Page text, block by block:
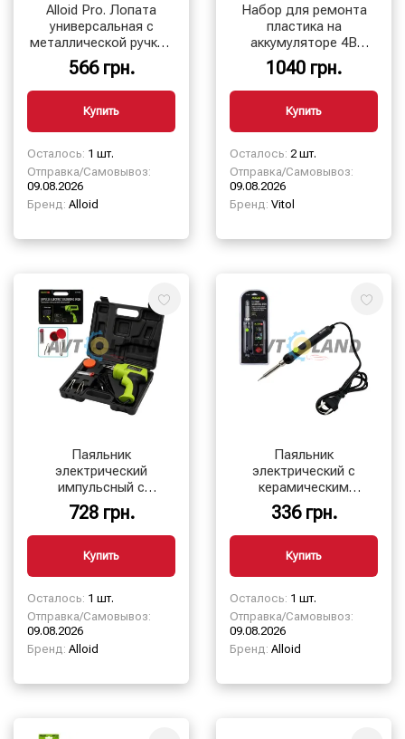
Alloid Pro. Лопата
универсальная с
металлической ручкой
183х270мм, 1153мм
566 грн.
Купить
Осталось: 1 шт.
Отправка/Самовывоз:
09.08.2026
Бренд: Alloid
Набор для ремонта
пластика на
аккумуляторе 4В
2000мАч 40Вт, 200
скоб, Alloid
1040 грн.
Купить
Осталось: 2 шт.
Отправка/Самовывоз:
09.08.2026
Бренд: Vitol
Паяльник
электрический
импульсный с
аксессуарами, 100Вт,
Alloid Pro
728 грн.
Купить
Осталось: 1 шт.
Отправка/Самовывоз:
09.08.2026
Бренд: Alloid
Паяльник
электрический с
керамическим
нагревателем и
терморегулятором,
60Вт Alloid, серия Pro
336 грн.
Купить
Осталось: 1 шт.
Отправка/Самовывоз:
09.08.2026
Бренд: Alloid